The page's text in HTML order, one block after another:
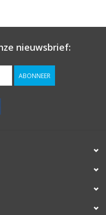
nieuwsbrief:
ABONNEER